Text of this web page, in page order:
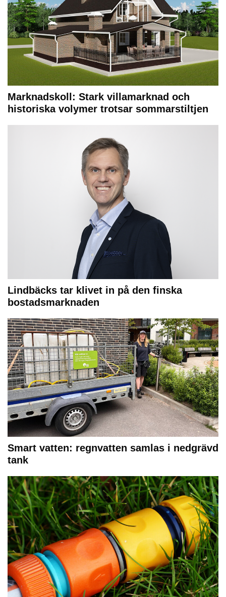
Marknadskoll: Stark villamarknad och
historiska volymer trotsar sommarstiltjen
Lindbäcks tar klivet in på den finska
bostadsmarknaden
Smart vatten: regnvatten samlas i nedgrävd
tank